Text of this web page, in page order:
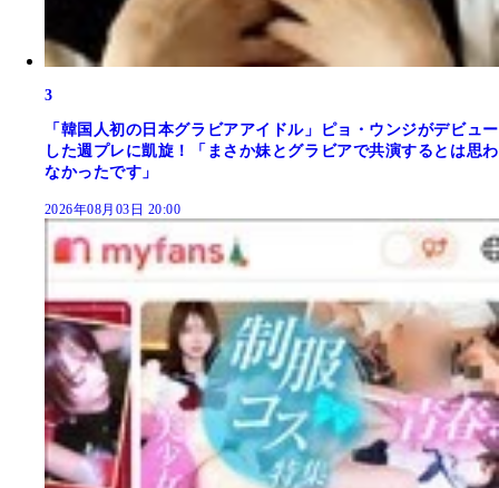
3
「韓国人初の日本グラビアアイドル」ピョ・ウンジがデビュー
した週プレに凱旋！「まさか妹とグラビアで共演するとは思わ
なかったです」
2026年08月03日 20:00